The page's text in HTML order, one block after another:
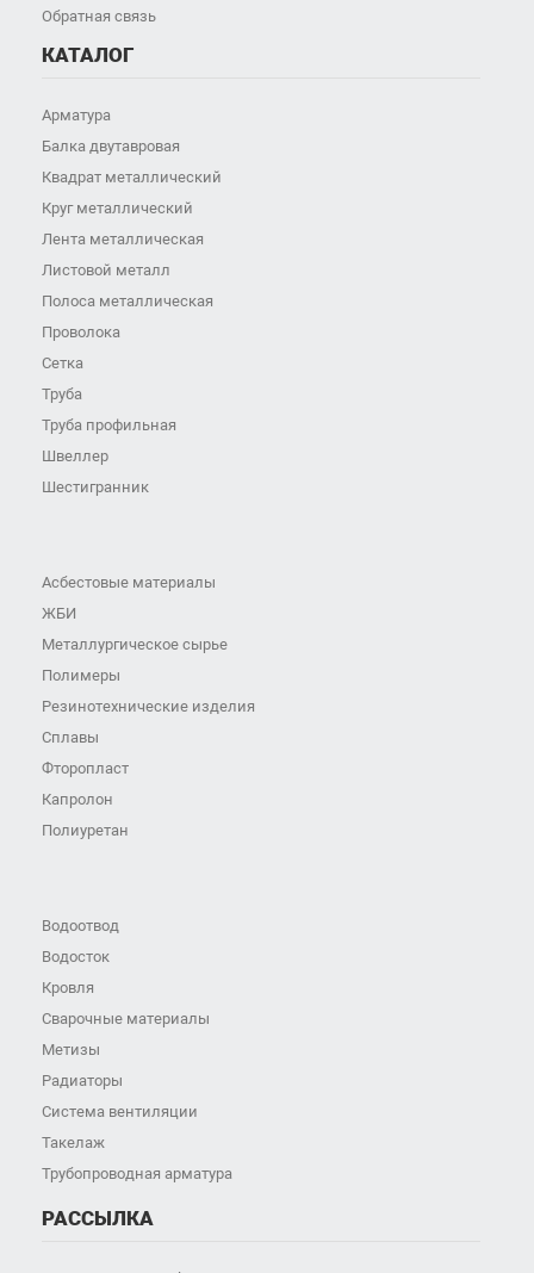
Обратная связь
КАТАЛОГ
Арматура
Балка двутавровая
Квадрат металлический
Круг металлический
Лента металлическая
Листовой металл
Полоса металлическая
Проволока
Сетка
Труба
Труба профильная
Швеллер
Шестигранник
Асбестовые материалы
ЖБИ
Металлургическое сырье
Полимеры
Резинотехнические изделия
Сплавы
Фторопласт
Капролон
Полиуретан
Водоотвод
Водосток
Кровля
Сварочные материалы
Метизы
Радиаторы
Система вентиляции
Такелаж
Трубопроводная арматура
РАССЫЛКА